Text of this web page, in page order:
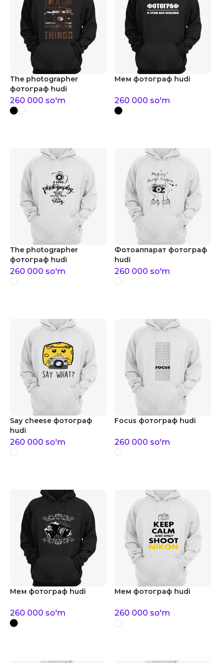
The photographer
фотограф hudi
260 000 so'm
Мем фотограф hudi
260 000 so'm
The photographer
фотограф hudi
260 000 so'm
Фотоаппарат фотограф
hudi
260 000 so'm
Say cheese фотограф
hudi
260 000 so'm
Focus фотограф hudi
260 000 so'm
Мем фотограф hudi
260 000 so'm
Мем фотограф hudi
260 000 so'm